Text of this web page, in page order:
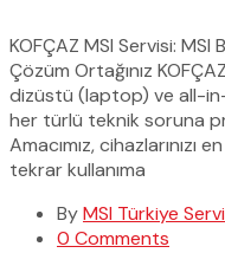
KOFÇAZ MSI Servisi: MSI
Çözüm Ortağınız
dizüstü (laptop) ve all-in-
her türlü teknik soruna
Amacımız, cihazlarınızı
tekrar kullanıma
ByMSI Türkiye
0 Comments